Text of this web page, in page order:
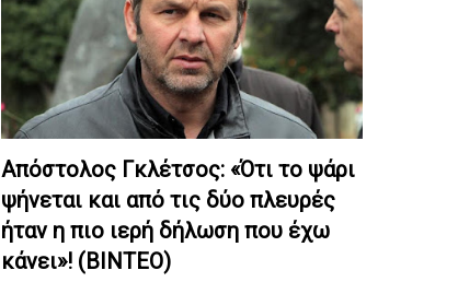
Απόστολος Γκλέτσος: «Ότι το ψάρι
ψήνεται και από τις δύο πλευρές
ήταν η πιο ιερή δήλωση που έχω
κάνει»! (ΒΙΝΤΕΟ)